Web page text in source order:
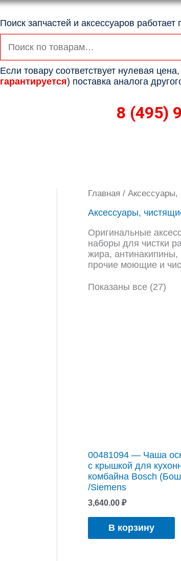
Поиск запчастей и аксессуаров работает
Если товару соответствует нулевая цена,
гарантируется) поставка аналога
8 (495)
Главная / Аксессуары,
Аксессуары,
Оригинальные
наборы для чистки
жира, антинакипины,
прочие моющие и
Показаны все (27)
00481094 — Чаша
с крышкой для
комбайна Bosch
/Siemens
3,640.00 ₽
В корзину